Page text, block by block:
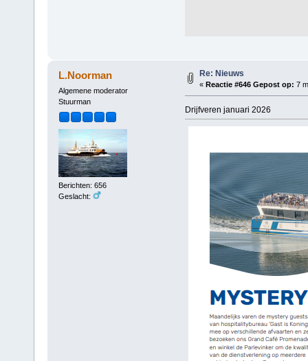
L.Noorman
Algemene moderator
Stuurman
Berichten: 656
Geslacht:
Re: Nieuws
« Reactie #646 Gepost op: 7
Drijfveren januari 2026